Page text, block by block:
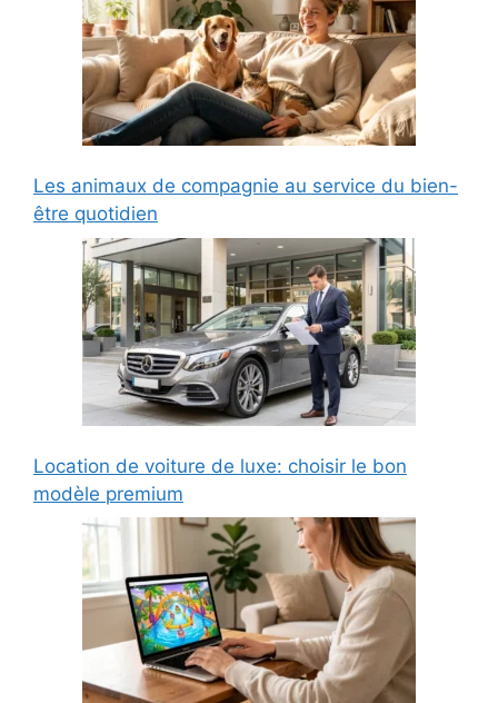
Les animaux de compagnie au service du bien-
être quotidien
Location de voiture de luxe: choisir le bon
modèle premium